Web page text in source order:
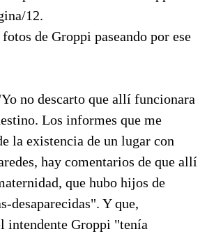
12.
de Groppi paseando por ese
no descarto que allí funcionara
Los informes que me
la existencia de un lugar con
hay comentarios de que allí
que hubo hijos de
desaparecidas". Y que,
intendente Groppi "tenía